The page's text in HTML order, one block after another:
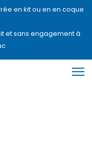
en kit ou en en coque
et sans engagement à